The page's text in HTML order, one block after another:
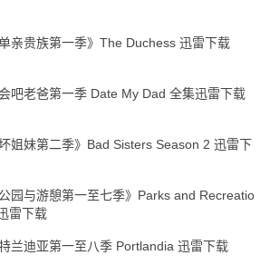
单亲贵族第一季》The Duchess 迅雷下载
吧老爸第一季 Date My Dad 全集迅雷下载
坏姐妹第二季》Bad Sisters Season 2 迅雷下
公园与游憩第一至七季》Parks and Recreatio
雷下载
兰迪亚第一至八季 Portlandia 迅雷下载